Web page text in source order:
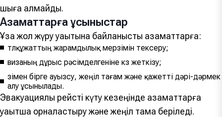
шыға алмайды.
Азаматтарға ұсыныстар
Ұзақ жол жүру уақытына байланысты азаматтарға:
төлқұжаттың жарамдылық мерзімін тексеру;
визаның дұрыс рәсімделгеніне көз жеткізу;
өзімен бірге ауызсу, жеңіл тағам және қажетті дәрі-дәрмек
алу ұсынылады.
Эвакуациялық рейсті күту кезеңінде азаматтарға
уақытша орналастыру және жеңіл тамақ беріледі.